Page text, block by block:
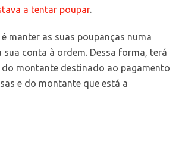
a tentar poupar.
manter as suas poupanças numa
conta à ordem. Dessa forma, terá
montante destinado ao pagamento
e do montante que está a